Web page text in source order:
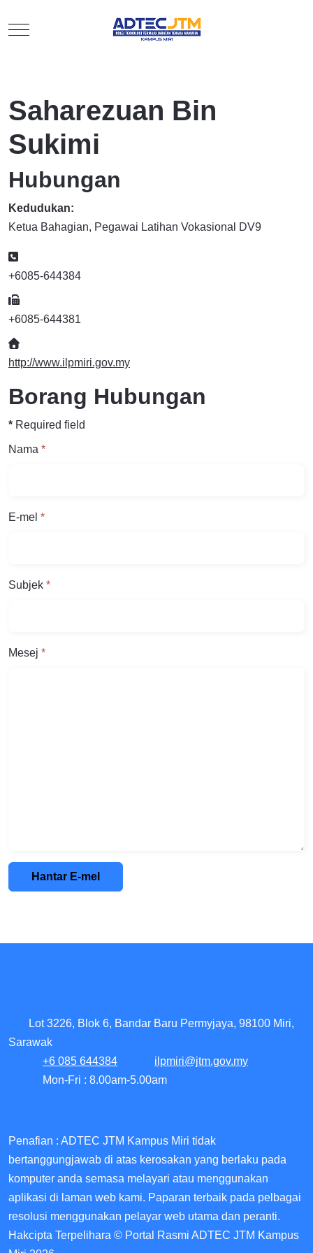
Mobile Menu Toggle
Saharezuan Bin
Sukimi
Hubungan
Kedudukan:
Ketua Bahagian, Pegawai Latihan Vokasional DV9
Telefon
+6085-644384
Faks
+6085-644381
Website
http://www.ilpmiri.gov.my
Borang Hubungan
* Required field
Nama *
E-mel *
Subjek *
Mesej *
Hantar E-mel
Lot 3226, Blok 6, Bandar Baru Permyjaya, 98100 Miri,
Sarawak
+6 085 644384
ilpmiri@jtm.gov.my
Mon-Fri : 8.00am-5.00am
Penafian : ADTEC JTM Kampus Miri tidak
bertanggungjawab di atas kerosakan yang berlaku pada
komputer anda semasa melayari atau menggunakan
aplikasi di laman web kami. Paparan terbaik pada pelbagai
resolusi menggunakan pelayar web utama dan peranti.
Hakcipta Terpelihara © Portal Rasmi ADTEC JTM Kampus